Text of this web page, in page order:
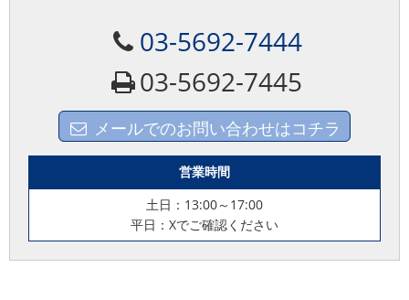
03-5692-7444
03-5692-7445
メールでのお問い合わせはコチラ
営業時間
土日：13:00～17:00
平日：Xでご確認ください